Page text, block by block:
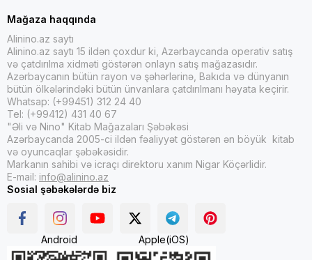
Mağaza haqqında
Alinino.az saytı
Alinino.az saytı 15 ildən çoxdur ki, Azərbaycanda operativ satış
və çatdırılma xidməti göstərən onlayn satış mağazasıdır.
Azərbaycanın bütün rayon və şəhərlərinə, Bakıda və dünyanın
bütün ölkələrindəki bütün ünvanlara çatdırılmanı həyata keçirir.
Whatsap: (+99451) 312 24 40
Tel: (+99412) 431 40 67
"Əli və Nino" Kitab Mağazaları Şəbəkəsi
Azərbaycanda 2005-ci ildən fəaliyyət göstərən ən böyük kitab
və oyuncaqlar şəbəkəsidir.
Markanın sahibi və icraçı direktoru xanım Nigar Köçərlidir.
E-mail: info@alinino.az
Sosial şəbəkələrdə biz
Android Apple(iOS)